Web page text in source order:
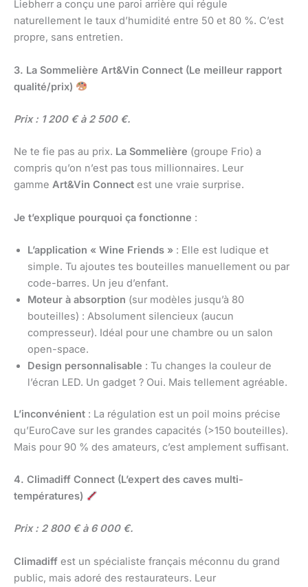
Liebherr a conçu une paroi arrière qui régule
naturellement le taux d’humidité entre 50 et 80 %. C’est
propre, sans entretien.
3. La Sommelière Art&Vin Connect (Le meilleur rapport
qualité/prix)
Prix : 1 200 € à 2 500 €.
Ne te fie pas au prix. La Sommelière (groupe Frio) a
compris qu’on n’est pas tous millionnaires. Leur
gamme Art&Vin Connect est une vraie surprise.
Je t’explique pourquoi ça fonctionne :
L’application « Wine Friends » : Elle est ludique et
simple. Tu ajoutes tes bouteilles manuellement ou par
code-barres. Un jeu d’enfant.
Moteur à absorption (sur modèles jusqu’à 80
bouteilles) : Absolument silencieux (aucun
compresseur). Idéal pour une chambre ou un salon
open-space.
Design personnalisable : Tu changes la couleur de
l’écran LED. Un gadget ? Oui. Mais tellement agréable.
L’inconvénient : La régulation est un poil moins précise
qu’EuroCave sur les grandes capacités (>150 bouteilles).
Mais pour 90 % des amateurs, c’est amplement suffisant.
4. Climadiff Connect (L’expert des caves multi-
températures)
Prix : 2 800 € à 6 000 €.
Climadiff est un spécialiste français méconnu du grand
public, mais adoré des restaurateurs. Leur